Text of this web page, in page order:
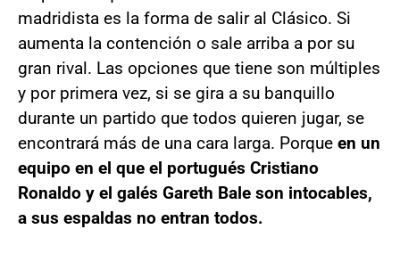
madridista es la forma de salir al Clásico. Si
aumenta la contención o sale arriba a por su
gran rival. Las opciones que tiene son múltiples
y por primera vez, si se gira a su banquillo
durante un partido que todos quieren jugar, se
encontrará más de una cara larga. Porque en un
equipo en el que el portugués Cristiano
Ronaldo y el galés Gareth Bale son intocables,
a sus espaldas no entran todos.